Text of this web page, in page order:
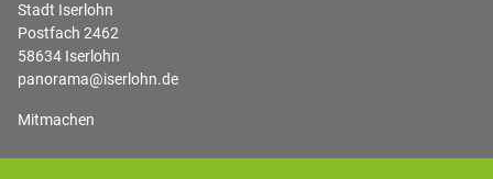
Stadt Iserlohn
Postfach 2462
58634 Iserlohn
panorama@iserlohn.de
Mitmachen